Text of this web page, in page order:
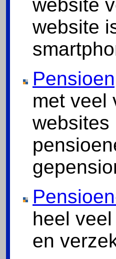
website
website
met veel
websites
heel
en